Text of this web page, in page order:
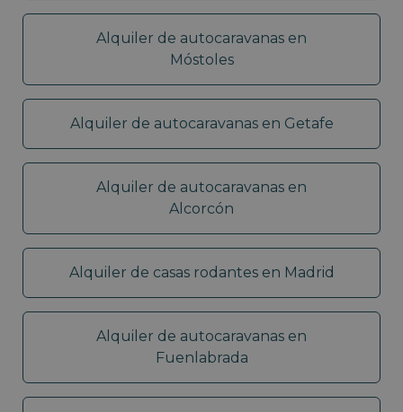
Alquiler de autocaravanas en
Móstoles
Alquiler de autocaravanas en Getafe
Alquiler de autocaravanas en
Alcorcón
Alquiler de casas rodantes en Madrid
Alquiler de autocaravanas en
Fuenlabrada